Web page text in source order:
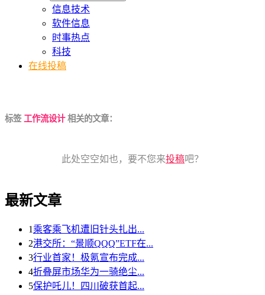
信息技术
软件信息
时事热点
科技
在线投稿
标签工作流设计相关的文章：
此处空空如也，要不您来投稿吧？
最新文章
1 乘客乘飞机遭旧针头扎出...
2港交所：“景顺QQQ”ETF在...
3行业首家！极氪宣布完成...
4折叠屏市场华为一骑绝尘...
5保护吒儿！四川破获首起...